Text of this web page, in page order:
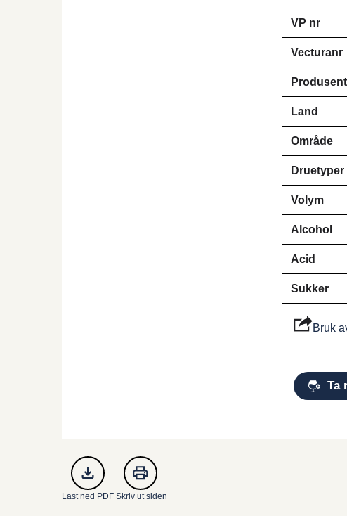
VP nr
Vecturanr
Produsent
Land
Område
Druetyper
Volym
Alcohol
Acid
Sukker
Bruk
Ta
Last ned PDF Skriv ut siden